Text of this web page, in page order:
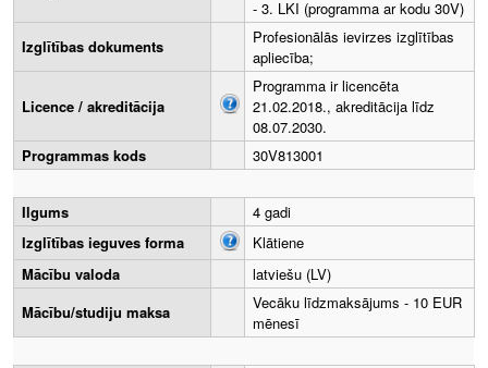
- 3. LKI (programma ar kodu 30V)
Izglītības dokuments
Profesionālās ievirzes izglītības
apliecība;
Licence / akreditācija
Programma ir licencēta
21.02.2018., akreditācija līdz
08.07.2030.
Programmas kods
30V813001
Ilgums
4 gadi
Izglītības ieguves forma
Klātiene
Mācību valoda
latviešu (LV)
Mācību/studiju maksa
Vecāku līdzmaksājums - 10 EUR
mēnesī